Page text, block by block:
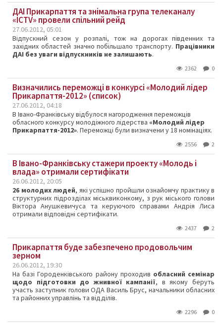
ДАІ Прикарпаття та знімальна група телеканалу
«ICTV» провели спільний рейд
27.06.2012, 05:01
Відпускний сезон у розпалі, тож на дорогах південних та
західних областей значно побільшало транспорту. Працівники
ДАІ без уваги відпускників не залишають.
2362 0
Визначились переможці в конкурсі «Молодий лідер
Прикарпаття-2012» (список)
27.06.2012, 04:18
В Івано-Франківську відбулося нагородження переможців
обласного конкурсу молодіжного лідерства «Молодий лідер
Прикарпаття-2012». Переможці були визначени у 18 номінаціях.
2556 2
В Івано-Франківську стажери проекту «Молодь і
влада» отримали сертифікати
26.06.2012, 20:05
26 молодих людей, які успішно пройшли ознайомчу практику в
структурних підрозділах міськвиконкому, з рук міського голови
Віктора Анушкевичуса та керуючого справами Андрія Лиса
отримали відповідні сертифікати.
2437 2
Прикарпаття буде забезпечено продовольчим
зерном
26.06.2012, 19:30
На базі Городенківського району проходив обласний семінар
щодо підготовки до жнивної кампанії, в якому беруть
участь заступник голови ОДА Василь Брус, начальники обласних
та районних управлінь та відділів.
2296 0